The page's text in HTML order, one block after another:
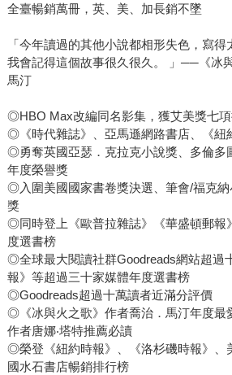
全臺暢銷萬冊，英、美、加長銷不墜
「今年讀過的其他小說都相形失色，寫
我會記得這個故事很久很久。 」──《冰
馬汀
◎HBO Max改編同名影集，獲艾美獎七項
◎《時代雜誌》、亞馬遜網路書店、《紐
◎勇奪英國亞瑟．克拉克小說獎、多倫多
年度榮譽獎
◎入圍美國國家書卷獎決選、筆會/福克
獎
◎同時登上《歐普拉雜誌》《華盛頓郵報
度選書榜
◎全球最大閱讀社群Goodreads網站超過
報》等超過三十家媒體年度選書榜
◎Goodreads超過十萬讀者近滿分評價
◎《冰與火之歌》作者喬治．馬汀年度最
作者唐娜‧塔特推薦必讀
◎榮登《紐約時報》、《洛杉磯時報》、
國水石書店暢銷排行榜